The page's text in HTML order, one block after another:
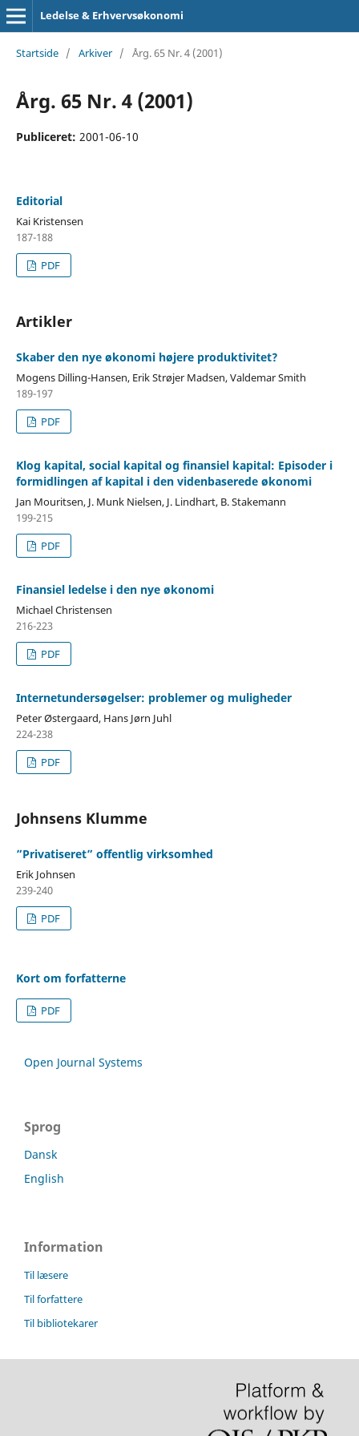
Ledelse & Erhvervsøkonomi
Startside / Arkiver / Årg. 65 Nr. 4 (2001)
Årg. 65 Nr. 4 (2001)
Publiceret: 2001-06-10
Editorial
Kai Kristensen
187-188
PDF
Artikler
Skaber den nye økonomi højere produktivitet?
Mogens Dilling-Hansen, Erik Strøjer Madsen, Valdemar Smith
189-197
PDF
Klog kapital, social kapital og finansiel kapital: Episoder i
formidlingen af kapital i den videnbaserede økonomi
Jan Mouritsen, J. Munk Nielsen, J. Lindhart, B. Stakemann
199-215
PDF
Finansiel ledelse i den nye økonomi
Michael Christensen
216-223
PDF
Internetundersøgelser: problemer og muligheder
Peter Østergaard, Hans Jørn Juhl
224-238
PDF
Johnsens Klumme
”Privatiseret” offentlig virksomhed
Erik Johnsen
239-240
PDF
Kort om forfatterne
PDF
Open Journal Systems
Sprog
Dansk
English
Information
Til læsere
Til forfattere
Til bibliotekarer